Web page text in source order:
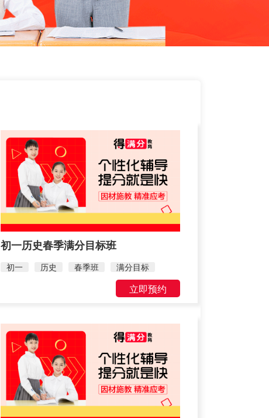
初一历史春季满分目标班
初一 历史 春季班 满分目标
立即预约